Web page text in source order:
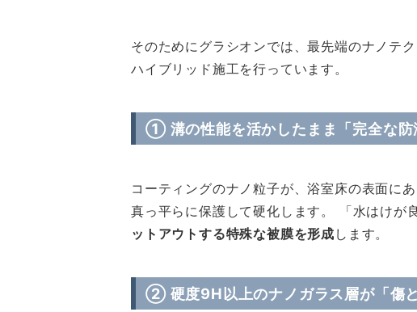
そのためにグラシオンでは、最先端のナノテ
ハイブリッド施工を行っています。
① 溝の性能を活かしたまま「完全な防
コーティングのナノ粒子が、浴室床の表面に
真っ平らに保護して硬化します。 「水はけが
ットアウトする特殊な被膜を形成 します。
② 硬度9H以上のナノガラス層が「傷